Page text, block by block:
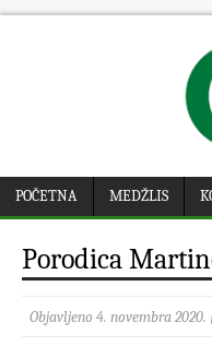
POČETNA MEDŽLIS
Porodica
Objavljeno 4. novembra